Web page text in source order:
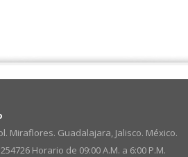
Miraflores. Guadalajara, Jalisco. México.
Horario de 09:00 A.M. a 6:00 P.M.